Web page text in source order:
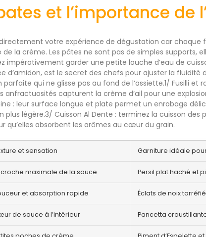
et l’importance de
votre expérience de dégustation car chaque
la crème. Les pâtes ne sont pas de simples supports,
impérativement garder une petite louche d’eau de
d’amidon, est le secret des chefs pour ajuster la fluidité
qui ne glisse pas au fond de l’assiette.1/ Fusilli et
anfractuosités capturent la crème d’ail pour une
: leur surface longue et plate permet un enrobage
plus légère.3/ Cuisson Al Dente : terminez la cuisson
qu’elles absorbent les arômes au cœur du grain.
et sensation Garniture idéale
maximale de la sauce Persil plat haché et
et absorption rapide Éclats de noix
de sauce à l’intérieur Pancetta